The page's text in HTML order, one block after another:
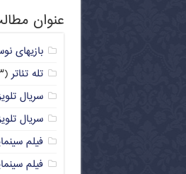
عنوان
بازیهای
تله تئاتر(۴۳)
سریال
سریال
فیلم
فیلم